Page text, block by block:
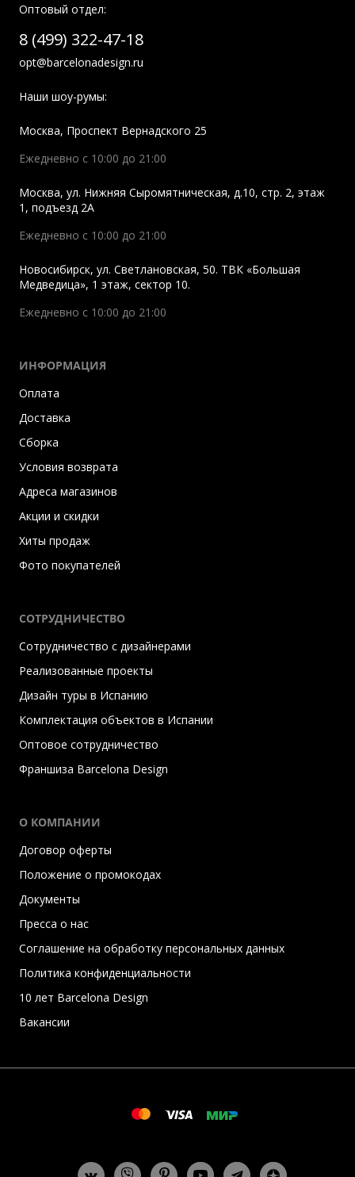
Оптовый отдел:
8 (499) 322-47-18
opt@barcelonadesign.ru
Наши шоу-румы:
Москва, Проспект Вернадского 25
Ежедневно с 10:00 до 21:00
Москва, ул. Нижняя Сыромятническая, д.10, стр. 2, этаж
1, подъезд 2A
Ежедневно с 10:00 до 21:00
Новосибирск, ул. Светлановская, 50. ТВК «Большая
Медведица», 1 этаж, сектор 10.
Ежедневно с 10:00 до 21:00
ИНФОРМАЦИЯ
Оплата
Доставка
Сборка
Условия возврата
Адреса магазинов
Акции и скидки
Хиты продаж
Фото покупателей
СОТРУДНИЧЕСТВО
Сотрудничество с дизайнерами
Реализованные проекты
Дизайн туры в Испанию
Комплектация объектов в Испании
Оптовое сотрудничество
Франшиза Barcelona Design
О КОМПАНИИ
Договор оферты
Положение о промокодах
Документы
Пресса о нас
Соглашение на обработку персональных данных
Политика конфиденциальности
10 лет Barcelona Design
Вакансии